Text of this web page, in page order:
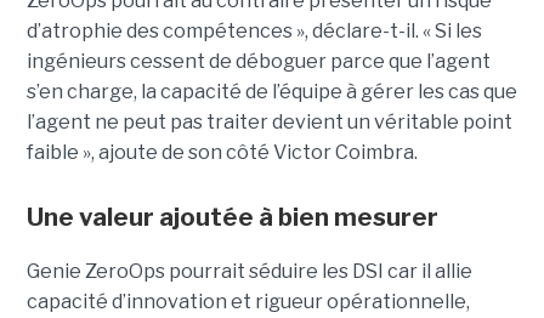
d’atrophie des compétences », déclare-t-il. « Si les
ingénieurs cessent de déboguer parce que l’agent
s’en charge, la capacité de l’équipe à gérer les cas que
l’agent ne peut pas traiter devient un véritable point
faible », ajoute de son côté Victor Coimbra.
Une valeur ajoutée à bien mesurer
Genie ZeroOps pourrait séduire les DSI car il allie
capacité d’innovation et rigueur opérationnelle,